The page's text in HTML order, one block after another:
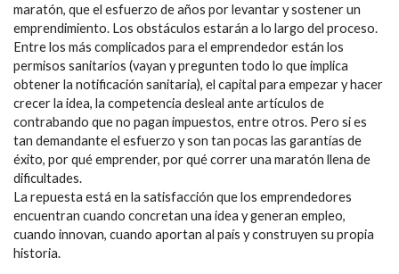
maratón, que el esfuerzo de años por levantar y sostener un
emprendimiento. Los obstáculos estarán a lo largo del proceso.
Entre los más complicados para el emprendedor están los
permisos sanitarios (vayan y pregunten todo lo que implica
obtener la notificación sanitaria), el capital para empezar y hacer
crecer la idea, la competencia desleal ante artículos de
contrabando que no pagan impuestos, entre otros. Pero si es
tan demandante el esfuerzo y son tan pocas las garantías de
éxito, por qué emprender, por qué correr una maratón llena de
dificultades.
La repuesta está en la satisfacción que los emprendedores
encuentran cuando concretan una idea y generan empleo,
cuando innovan, cuando aportan al país y construyen su propia
historia.